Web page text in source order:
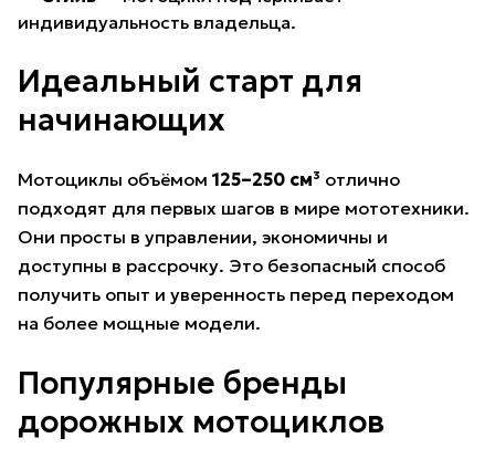
индивидуальность владельца.
Идеальный старт для
начинающих
Мотоциклы объёмом 125–250 см³ отлично
подходят для первых шагов в мире мототехники.
Они просты в управлении, экономичны и
доступны в рассрочку. Это безопасный способ
получить опыт и уверенность перед переходом
на более мощные модели.
Популярные бренды
дорожных мотоциклов